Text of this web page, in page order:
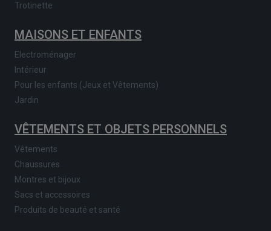
Trotinette
MAISONS ET ENFANTS
Electroménager
Intérieur
Pour les enfants (Jeux et Vêtements)
Jardin
VÊTEMENTS ET OBJETS PERSONNELS
Vêtements
Chaussures
Montres et bijoux
Sacs et accessoires
Produits de beauté et santé